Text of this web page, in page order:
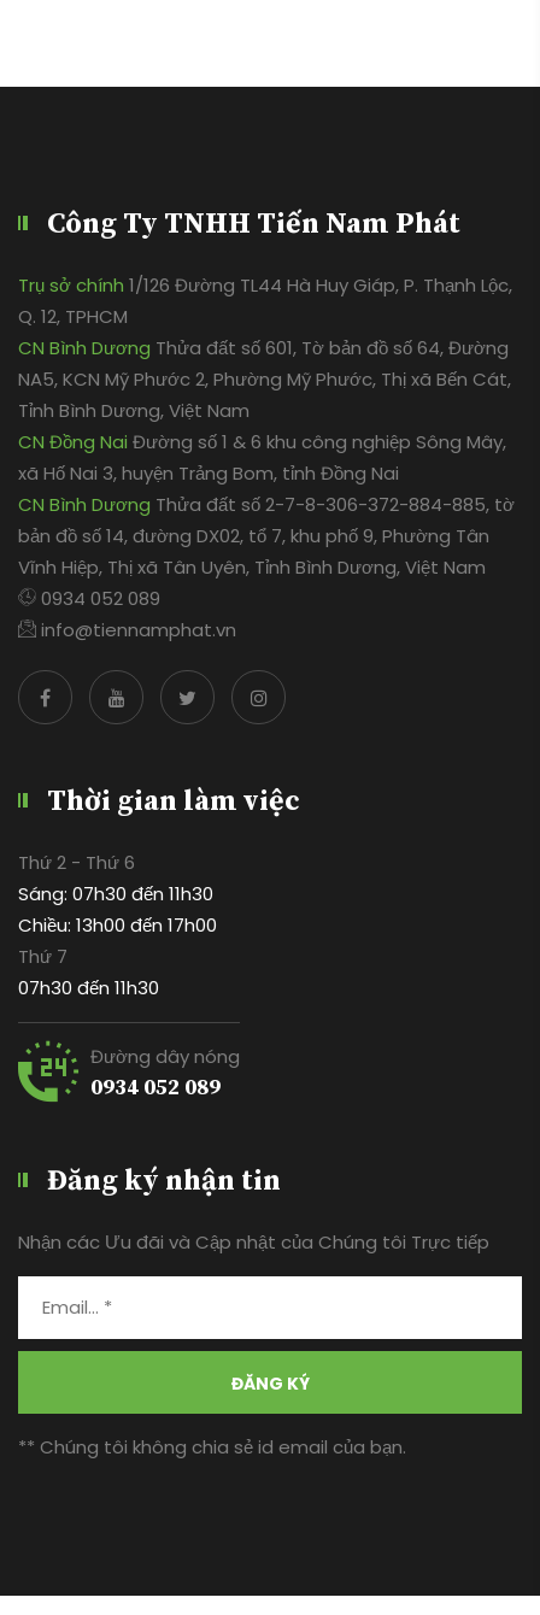
Công Ty TNHH Tiến Nam Phát
Trụ sở chính 1/126 Đường TL44 Hà Huy Giáp, P. Thạnh Lộc,
Q. 12, TPHCM
CN Bình Dương Thửa đất số 601, Tờ bản đồ số 64, Đường
NA5, KCN Mỹ Phước 2, Phường Mỹ Phước, Thị xã Bến Cát,
Tỉnh Bình Dương, Việt Nam
CN Đồng Nai Đường số 1 & 6 khu công nghiệp Sông Mây,
xã Hố Nai 3, huyện Trảng Bom, tỉnh Đồng Nai
CN Bình Dương Thửa đất số 2-7-8-306-372-884-885, tờ
bản đồ số 14, đường DX02, tổ 7, khu phố 9, Phường Tân
Vĩnh Hiệp, Thị xã Tân Uyên, Tỉnh Bình Dương, Việt Nam
0934 052 089
info@tiennamphat.vn
Thời gian làm việc
Thứ 2 - Thứ 6
Sáng: 07h30 đến 11h30
Chiều: 13h00 đến 17h00
Thứ 7
07h30 đến 11h30
Đường dây nóng
0934 052 089
Đăng ký nhận tin
Nhận các Ưu đãi và Cập nhật của Chúng tôi Trực tiếp
ĐĂNG KÝ
** Chúng tôi không chia sẻ id email của bạn.